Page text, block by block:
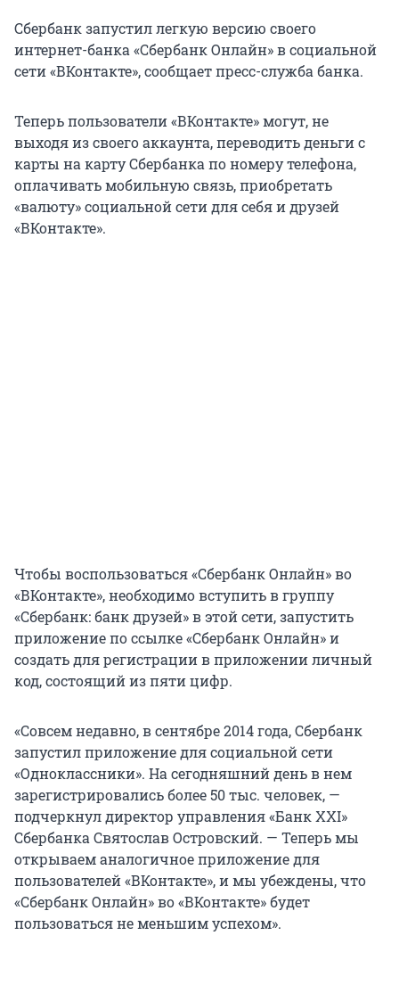
Сбербанк запустил легкую версию своего
интернет-банка «Сбербанк Онлайн» в социальной
сети «ВКонтакте», сообщает пресс-служба банка.
Теперь пользователи «ВКонтакте» могут, не
выходя из своего аккаунта, переводить деньги с
карты на карту Сбербанка по номеру телефона,
оплачивать мобильную связь, приобретать
«валюту» социальной сети для себя и друзей
«ВКонтакте».
Чтобы воспользоваться «Сбербанк Онлайн» во
«ВКонтакте», необходимо вступить в группу
«Сбербанк: банк друзей» в этой сети, запустить
приложение по ссылке «Сбербанк Онлайн» и
создать для регистрации в приложении личный
код, состоящий из пяти цифр.
«Совсем недавно, в сентябре 2014 года, Сбербанк
запустил приложение для социальной сети
«Одноклассники». На сегодняшний день в нем
зарегистрировались более 50 тыс. человек, —
подчеркнул директор управления «Банк XXI»
Сбербанка Святослав Островский. — Теперь мы
открываем аналогичное приложение для
пользователей «ВКонтакте», и мы убеждены, что
«Сбербанк Онлайн» во «ВКонтакте» будет
пользоваться не меньшим успехом».